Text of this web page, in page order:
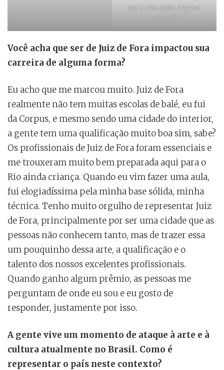
aos 9 anos (Foto: Arquivo
pessoal)
Você acha que ser de Juiz de Fora impactou sua
carreira de alguma forma?
Eu acho que me marcou muito. Juiz de Fora
realmente não tem muitas escolas de balé, eu fui
da Corpus, e mesmo sendo uma cidade do interior,
a gente tem uma qualificação muito boa sim, sabe?
Os profissionais de Juiz de Fora foram essenciais e
me trouxeram muito bem preparada aqui para o
Rio ainda criança. Quando eu vim fazer uma aula,
fui elogiadíssima pela minha base sólida, minha
técnica. Tenho muito orgulho de representar Juiz
de Fora, principalmente por ser uma cidade que as
pessoas não conhecem tanto, mas de trazer essa
um pouquinho dessa arte, a qualificação e o
talento dos nossos excelentes profissionais.
Quando ganho algum prêmio, as pessoas me
perguntam de onde eu sou e eu gosto de
responder, justamente por isso.
A gente vive um momento de ataque à arte e à
cultura atualmente no Brasil. Como é
representar o país neste contexto?